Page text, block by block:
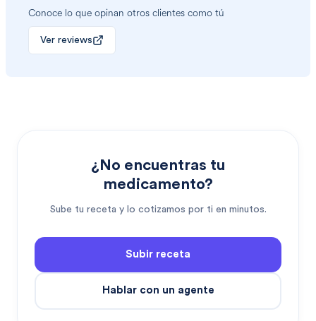
Conoce lo que opinan otros clientes como tú
Ver reviews
¿No encuentras tu
medicamento?
Sube tu receta y lo cotizamos por ti en minutos.
Subir receta
Hablar con un agente